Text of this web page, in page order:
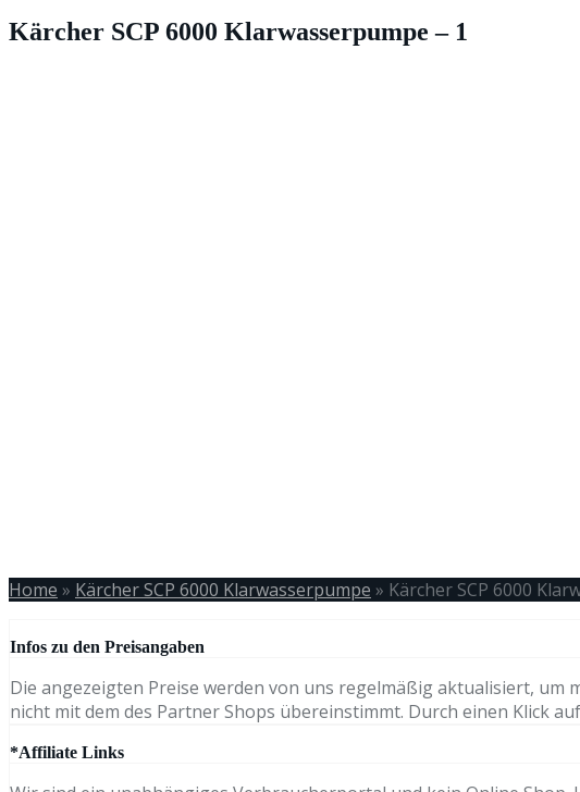
Kärcher SCP 6000 Klarwasserpumpe – 1
Home » Kärcher SCP 6000 Klarwasserpumpe » Kärcher SCP 6000
Infos zu den Preisangaben
Die angezeigten Preise werden von uns regelmäßig aktualisiert, um
nicht mit dem des Partner Shops übereinstimmt. Durch einen Klick
*Affiliate Links